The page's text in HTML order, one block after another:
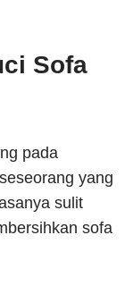
Sofa
pada
yang
sulit
sofa